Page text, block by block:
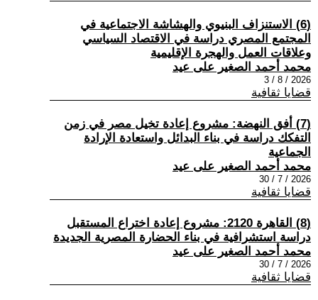
(6) الاستنزاف البنيوي والهشاشة الاجتماعية في
المجتمع المصري دراسة في الاقتصاد السياسي
وعلاقات العمل والهجرة الإقليمية
محمد أحمد الصغير على عيد
2026 / 8 / 3
قضايا ثقافية
(7) أفق النهضة: مشروع إعادة تخيل مصر في زمن
التفكك دراسة في بناء البدائل واستعادة الإرادة
الجماعية
محمد أحمد الصغير على عيد
2026 / 7 / 30
قضايا ثقافية
(8) القاهرة 2120: مشروع إعادة اختراع المستقبل
دراسة استشرافية في بناء الحضارة المصرية الجديدة
محمد أحمد الصغير على عيد
2026 / 7 / 30
قضايا ثقافية